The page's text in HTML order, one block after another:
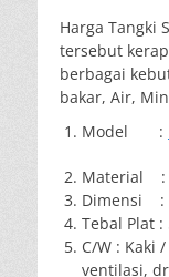
Harga Tangki
tersebut
berbagai
bakar, Air,
Model :
Material :
Dimensi :
Tebal Plat
C/W : Kaki
ventilasi,